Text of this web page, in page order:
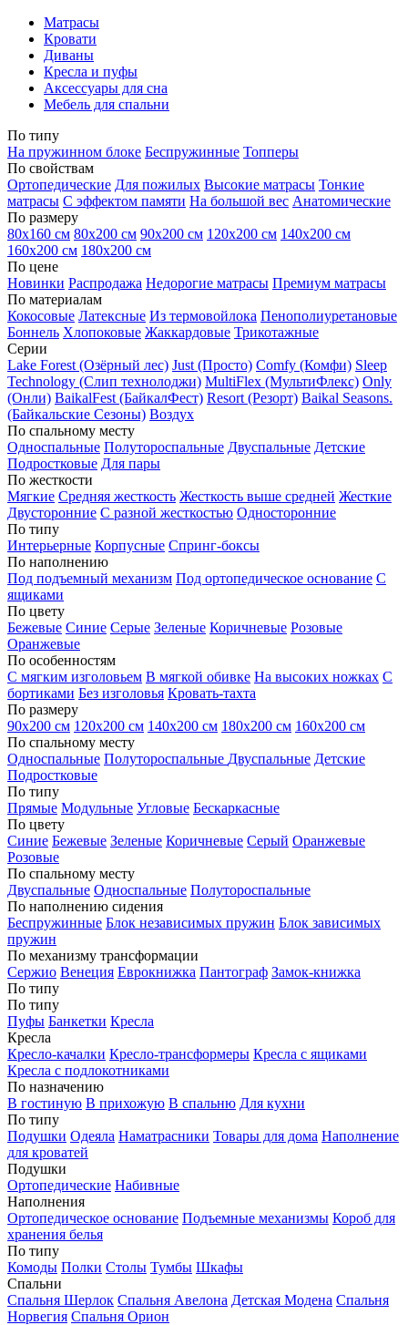
Матрасы
Кровати
Диваны
Кресла и пуфы
Аксессуары для сна
Мебель для спальни
По типу
На пружинном блоке Беспружинные Топперы
По свойствам
Ортопедические Для пожилых Высокие матрасы Тонкие
матрасы С эффектом памяти На большой вес Анатомические
По размеру
80х160 см 80х200 см 90х200 см 120х200 см 140х200 см
160х200 см 180х200 см
По цене
Новинки Распродажа Недорогие матрасы Премиум матрасы
По материалам
Кокосовые Латексные Из термовойлока Пенополиуретановые
Боннель Хлопоковые Жаккардовые Трикотажные
Серии
Lake Forest (Озёрный лес) Just (Просто) Comfy (Комфи) Sleep
Technology (Слип технолоджи) MultiFlex (МультиФлекс) Only
(Онли) BaikalFest (БайкалФест) Resort (Резорт) Baikal Seasons.
(Байкальские Сезоны) Воздух
По спальному месту
Односпальные Полутороспальные Двуспальные Детские
Подростковые Для пары
По жесткости
Мягкие Средняя жесткость Жесткость выше средней Жесткие
Двусторонние С разной жесткостью Односторонние
По типу
Интерьерные Корпусные Спринг-боксы
По наполнению
Под подъемный механизм Под ортопедическое основание С
ящиками
По цвету
Бежевые Синие Серые Зеленые Коричневые Розовые
Оранжевые
По особенностям
С мягким изголовьем В мягкой обивке На высоких ножках С
бортиками Без изголовья Кровать-тахта
По размеру
90х200 см 120х200 см 140х200 см 180х200 см 160х200 см
По спальному месту
Односпальные Полутороспальные Двуспальные Детские
Подростковые
По типу
Прямые Модульные Угловые Бескаркасные
По цвету
Синие Бежевые Зеленые Коричневые Серый Оранжевые
Розовые
По спальному месту
Двуспальные Односпальные Полутороспальные
По наполнению сидения
Беспружинные Блок независимых пружин Блок зависимых
пружин
По механизму трансформации
Сержио Венеция Еврокнижка Пантограф Замок-книжка
По типу
По типу
Пуфы Банкетки Кресла
Кресла
Кресло-качалки Кресло-трансформеры Кресла с ящиками
Кресла с подлокотниками
По назначению
В гостиную В прихожую В спальню Для кухни
По типу
Подушки Одеяла Наматрасники Товары для дома Наполнение
для кроватей
Подушки
Ортопедические Набивные
Наполнения
Ортопедическое основание Подъемные механизмы Короб для
хранения белья
По типу
Комоды Полки Столы Тумбы Шкафы
Спальни
Спальня Шерлок Спальня Авелона Детская Модена Спальня
Норвегия Спальня Орион